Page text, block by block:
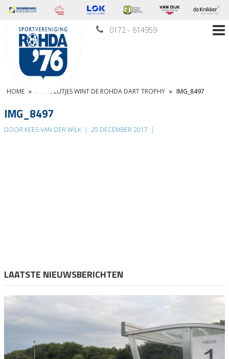
0172 - 614959
HOME » KEVIN LUTJES WINT DE ROHDA DART TROPHY » IMG_8497
IMG_8497
DOOR KEES VAN DER WILK | 29 DECEMBER 2017 |
LAATSTE NIEUWSBERICHTEN